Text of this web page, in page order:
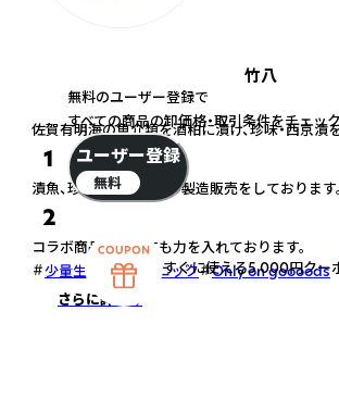
竹八
佐賀有明海の魚介類を酒粕に漬け、珍味・西京漬
1
漬魚、珍味、粕漬、粉末の製造販売をしております。
2
コラボ商品、OEMにも力を入れております。
少量生産
オーガニック
Only on goooods
さらに詳しく
無料のユーザー登録で
すべての商品の卸価格・取引条件をチェッ
ユーザー登録
無料
すぐに使える5,000円クー